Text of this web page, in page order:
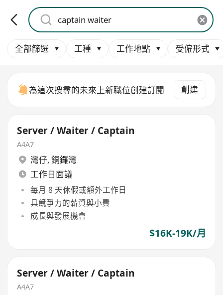
全部篩選 工種 工作地點 受僱形式
為這次搜尋的未來上新職位創建訂閱 創建
Server / Waiter / Captain
A4A7
灣仔, 銅鑼灣
工作日面議
每月 8 天休假或額外工作日
具競爭力的薪資與小費
成長與發展機會
$16K-19K/月
Server / Waiter / Captain
A4A7